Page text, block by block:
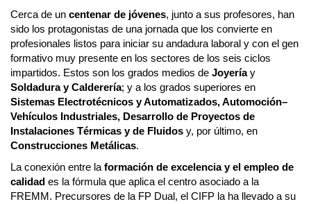
Cerca de un centenar de jóvenes, junto a sus profesores, han
sido los protagonistas de una jornada que los convierte en
profesionales listos para iniciar su andadura laboral y con el gen
formativo muy presente en los sectores de los seis ciclos
impartidos. Estos son los grados medios de Joyeríay
Soldadura y Calderería; y a los grados superiores en
Sistemas Electrotécnicos y Automatizados, Automoción–
Vehículos Industriales, Desarrollo de Proyectos de
Instalaciones Térmicas y de Fluidos y, por último, en
Construcciones Metálicas.
La conexión entre la formación de excelencia y el empleo de
calidad es la fórmula que aplica el centro asociado a la
FREMM. Precursores de la FP Dual, el CIFP la ha llevado a su